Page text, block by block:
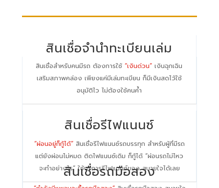
สินเชื่อจำนำทะเบียนเล่ม
สินเชื่อสำหรับคนมีรถ ต้องการใช้“เงินด่วน” เงินฉุกเฉิน
เสริมสภาพคล่อง เพียงแค่มีเล่มทะเบียน ก็มีเงินสดไว้ใช้
อนุมัติไว ไม่ต้องใช้คนค้ำ
สินเชื่อรีไฟแนนซ์
“ผ่อนอยู่ก็กู้ได้” สินเชื่อรีไฟแนนซ์รถบรรทุก สำหรับผู้ที่มีรถ
แต่ยังผ่อนไม่หมด ติดไฟแนนซ์เดิม ก็กู้ได้ “ผ่อนรถไม่ไหว
จะทำอย่างไร” ใช้บริการรีไฟแนนซ์ของ สบายใจได้เลย
สินเชื่อรถมือสอง